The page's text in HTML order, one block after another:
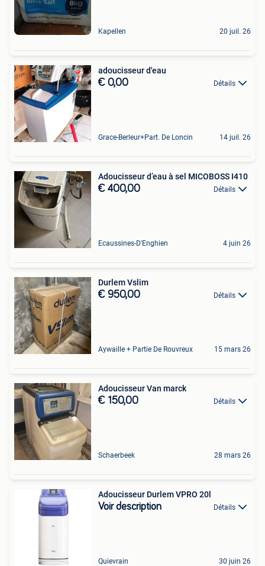
Kapellen 20 juil. 26
adoucisseur d'eau
€ 0,00 Détails
Grace-Berleur+Part. De Loncin 14 juil. 26
Adoucisseur d’eau à sel MICOBOSS I410
€ 400,00 Détails
Ecaussines-D'Enghien 4 juin 26
Durlem Vslim
€ 950,00 Détails
Aywaille + Partie De Rouvreux 15 mars 26
Adoucisseur Van marck
€ 150,00 Détails
Schaerbeek 28 mars 26
Adoucisseur Durlem VPRO 20l
Voir description Détails
Quievrain 30 juin 26